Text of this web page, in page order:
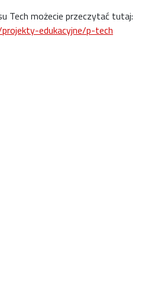
Tech możecie przeczytać tutaj:
edukacyjne/p-tech